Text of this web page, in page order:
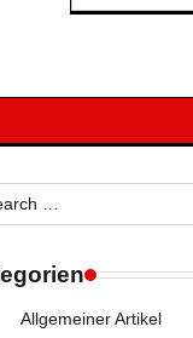
for:
Allgemeiner Artikel